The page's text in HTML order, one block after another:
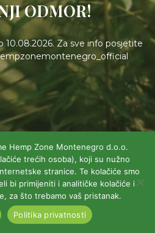
ODMOR!
Za sve info posjetite
Hemp Zone Montenegro d.o.o.
trećih osoba), koji su nužno
stranice. Te kolačiće smo
bi primijeniti i analitičke kolačiće i
za što trebamo vaš pristanak.
Politika privatnosti